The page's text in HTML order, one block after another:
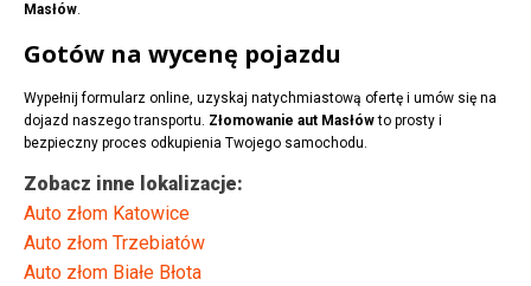
Masłów.
Gotów na wycenę pojazdu
Wypełnij formularz online, uzyskaj natychmiastową ofertę i umów się na
dojazd naszego transportu. Złomowanie aut Masłówto prosty i
bezpieczny proces odkupienia Twojego samochodu.
Zobacz inne lokalizacje:
Auto złom Katowice
Auto złom Trzebiatów
Auto złom Białe Błota